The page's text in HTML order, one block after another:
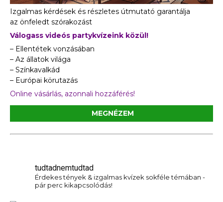
Izgalmas kérdések és részletes útmutató garantálja
az önfeledt szórakozást
Válogass videós partykvízeink közül!
– Ellentétek vonzásában
– Az állatok világa
– Színkavalkád
– Európai körutazás
Online vásárlás, azonnali hozzáférés!
MEGNÉZEM
tudtadnemtudtad
Érdekes tények & izgalmas kvízek sokféle témában -
pár perc kikapcsolódás!